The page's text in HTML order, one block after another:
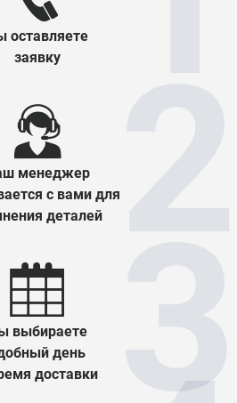
оставляете
заявку
менеджер
с вами для
деталей
выбираете
день
доставки